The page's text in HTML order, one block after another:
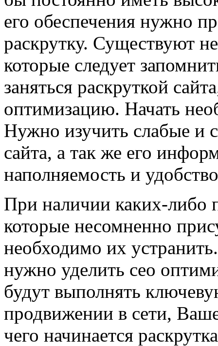
его обеспечения нужно
раскрутку. Существуют
которые следует
заняться раскруткой
оптимизацию. Начать
Нужно изучить слабые и
сайта, а так же его
наполняемость и
При наличии каких-либо
которые несомненно
необходимо их
нужно уделить сео
будут выполнять
продвижении в сети,
чего начинается